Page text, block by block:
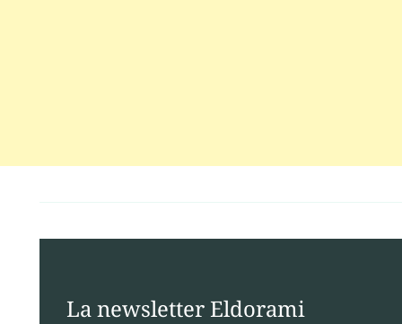
La newsletter Eldorami